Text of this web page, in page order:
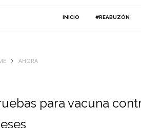
INICIO #REABUZÓN
AHORA
para vacuna